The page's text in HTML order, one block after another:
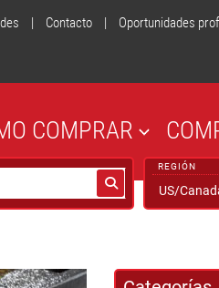
| Contacto | Oportunidades
COMPRAR
REGIÓN